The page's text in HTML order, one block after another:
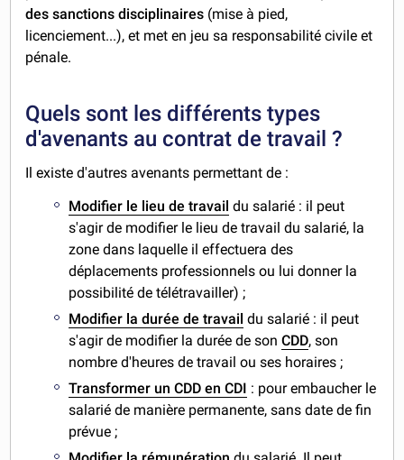
des sanctions disciplinaires (mise à pied,
licenciement...), et met en jeu sa responsabilité civile et
pénale.
Quels sont les différents types
d'avenants au contrat de travail ?
Il existe d'autres avenants permettant de :
Modifier le lieu de travail du salarié : il peut
s'agir de modifier le lieu de travail du salarié, la
zone dans laquelle il effectuera des
déplacements professionnels ou lui donner la
possibilité de télétravailler) ;
Modifier la durée de travail du salarié : il peut
s'agir de modifier la durée de son CDD, son
nombre d'heures de travail ou ses horaires ;
Transformer un CDD en CDI : pour embaucher le
salarié de manière permanente, sans date de fin
prévue ;